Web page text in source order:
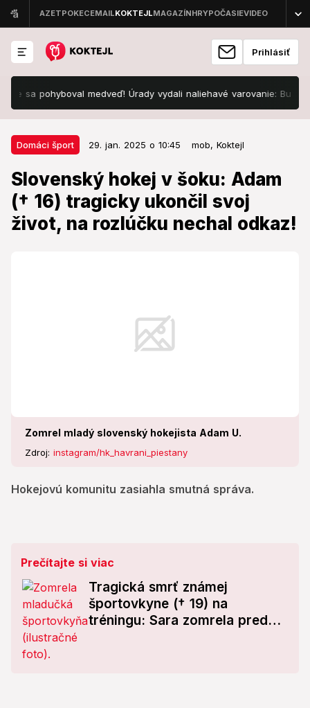
Prihlásiť
sa pohyboval medveď! Úrady vydali naliehavé varovanie: Buďte
Domáci šport 29. jan. 2025 o 10:45 mob, Koktejl
Slovenský hokej v šoku: Adam
(† 16) tragicky ukončil svoj
život, na rozlúčku nechal odkaz!
Zomrel mladý slovenský hokejista Adam U.
Zdroj: instagram/hk_havrani_piestany
Hokejovú komunitu zasiahla smutná správa.
Domáci šport 29. jan. 2025 o 10:45
Slovenský hokej v šoku: Adam (†
16) tragicky ukončil svoj život, na
rozlúčku nechal odkaz!
Prečítajte si viac
Tragická smrť známej
športovkyne († 19) na
tréningu: Sara zomrela pred